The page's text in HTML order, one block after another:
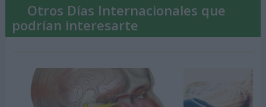
Otros Días Internacionales que
podrían interesarte